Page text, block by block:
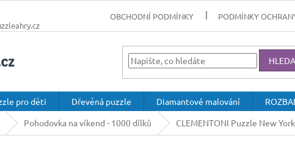
OBCHODNÍ PODMÍNKY PODMÍNKY
pro děti Dřevěná puzzle Diamantové malování
Pohodovka na víkend - 1000 dílků CLEMENTONI Puzzle New